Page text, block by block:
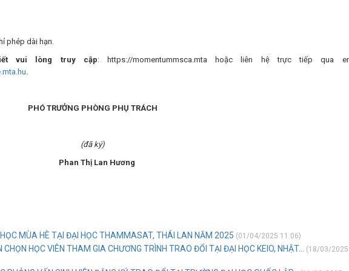
phép dài hạn.
vui lòng truy cập: https://momentummsca.mta hoặc liên hệ trực tiếp qua
.
PHÓ TRƯỞNG PHÒNG PHỤ TRÁCH
(đã ký)
Phan Thị Lan Hương
MÙA HÈ TẠI ĐẠI HỌC THAMMASAT, THÁI LAN NĂM 2025 (01/04/2025 11:06)
HỌC VIÊN THAM GIA CHƯƠNG TRÌNH TRAO ĐỔI TẠI ĐẠI HỌC KEIO, NHẬT...
(18/03/2025